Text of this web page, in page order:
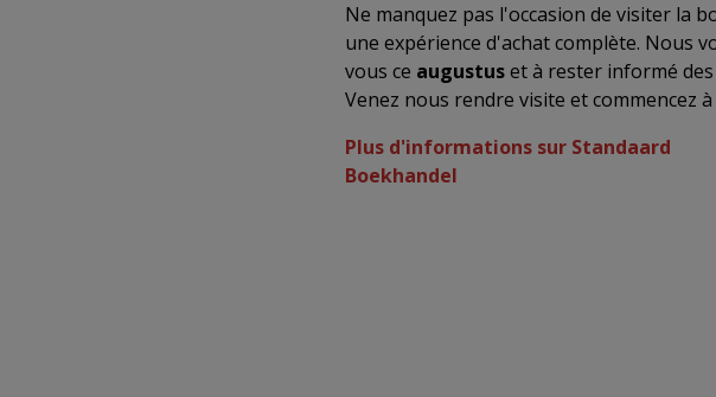
Ne manquez pas l'occasion de visiter la
une expérience d'achat complète. Nous
vous ce augustuset à rester informé
Venez nous rendre visite et commencez
Plus d'informations sur Standaard
Boekhandel